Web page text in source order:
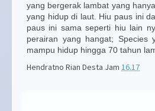
yang bergerak lambat yang
yang hidup di laut. Hiu paus ini
paus ini sama seperti hiu lain
perairan yang hangat;
mampu hidup hingga 70 tahun
Hendratno Rian Desta Jam 16.17